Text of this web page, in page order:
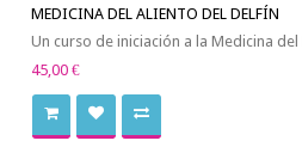
MEDICINA DEL ALIENTO DEL DELFÍN
Un curso de iniciación a la Medicina
45,00 €